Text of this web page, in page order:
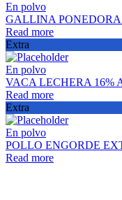
En polvo
GALLINA
Read more
Extra
En polvo
VACA LECHERA 16%
Read more
Extra
En polvo
POLLO ENGORDE
Read more